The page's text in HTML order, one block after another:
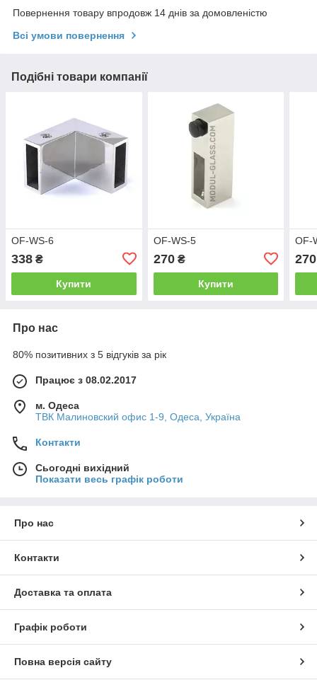
Повернення товару впродовж 14 днів за домовленістю
Всі умови повернення
Подібні товари компанії
OF-WS-6
338 ₴
Купити
OF-WS-5
270₴
Купити
OF-
270
Про нас
80% позитивних з 5 відгуків за рік
Працює з 08.02.2017
м. Одеса
ТВК Малиновский офис 1-9, Одеса, Україна
Контакти
Сьогодні вихідний
Показати весь графік роботи
Про нас
Контакти
Доставка та оплата
Графік роботи
Повна версія сайту